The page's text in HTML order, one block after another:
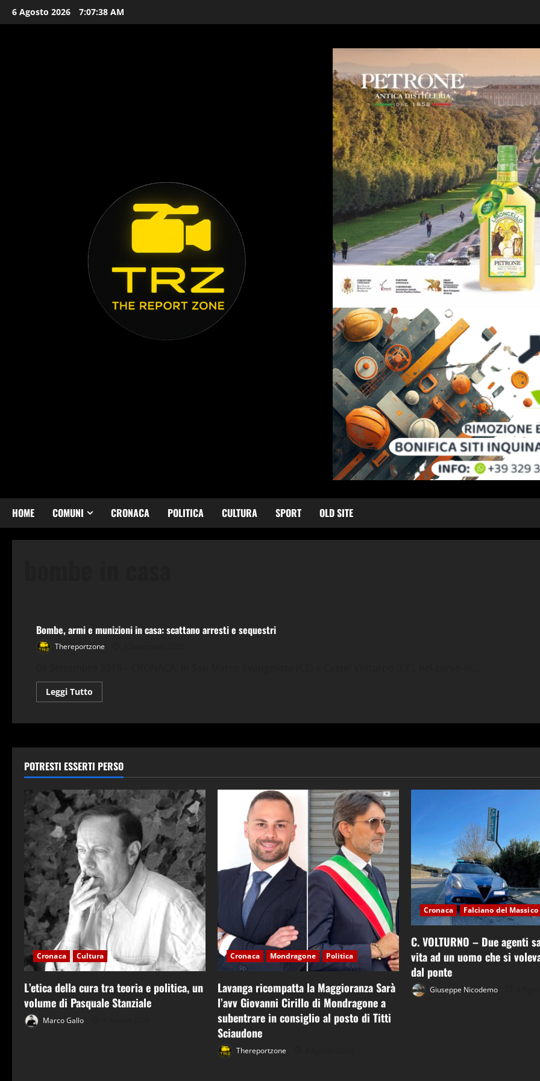
Vai
al
6 Agosto 2026 7:07:38 AM
HOME COMUNI CRONACA POLITICA CULTURA SPORT OLD SITE
Bombe, armi e munizioni in casa: scattano arresti e sequestri
Thereportzone
Leggi Tutto
di
Bombe,
munizioni
casa:
scattano
e
sequestri
POTRESTI ESSERTI PERSO
Cronaca Cultura
L’etica della cura tra teoria e politica, un
volume di Pasquale Stanziale
Marco Gallo
Cronaca Mondragone Politica
Lavanga ricompatta la Maggioranza Sarà
l’avv Giovanni Cirillo di Mondragone a
subentrare in consiglio al posto di Titti
Sciaudone
Thereportzone
Cronaca Falciano del Massico
C. VOLTURNO – Due agenti
vita ad un uomo che si
dal ponte
Giuseppe Nicodemo